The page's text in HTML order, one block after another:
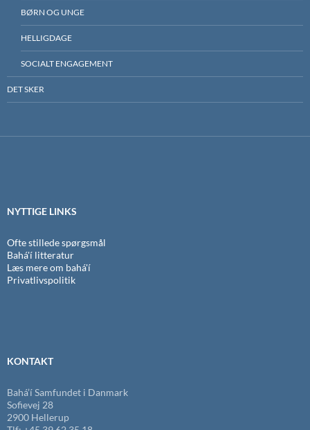
BØRN OG UNGE
HELLIGDAGE
SOCIALT ENGAGEMENT
DET SKER
NYTTIGE LINKS
Ofte stillede spørgsmål
Bahá'í litteratur
Læs mere om bahá'í
Privatlivspolitik
KONTAKT
Bahá’í Samfundet i Danmark
Sofievej 28
2900 Hellerup